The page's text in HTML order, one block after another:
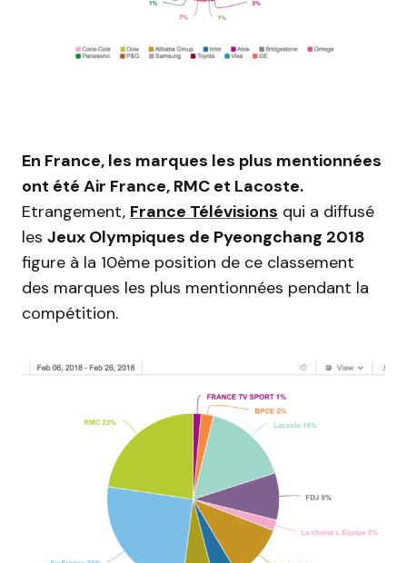
En France, les marques les plus mentionnées
ont été Air France, RMC et Lacoste.
Etrangement, France Télévisions qui a diffusé
les Jeux Olympiques de Pyeongchang 2018
figure à la 10ème position de ce classement
des marques les plus mentionnées pendant la
compétition.